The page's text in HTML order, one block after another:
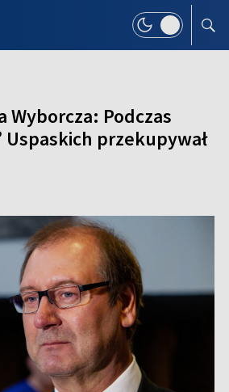
Wyborcza: Podczas
Uspaskich przekupywał